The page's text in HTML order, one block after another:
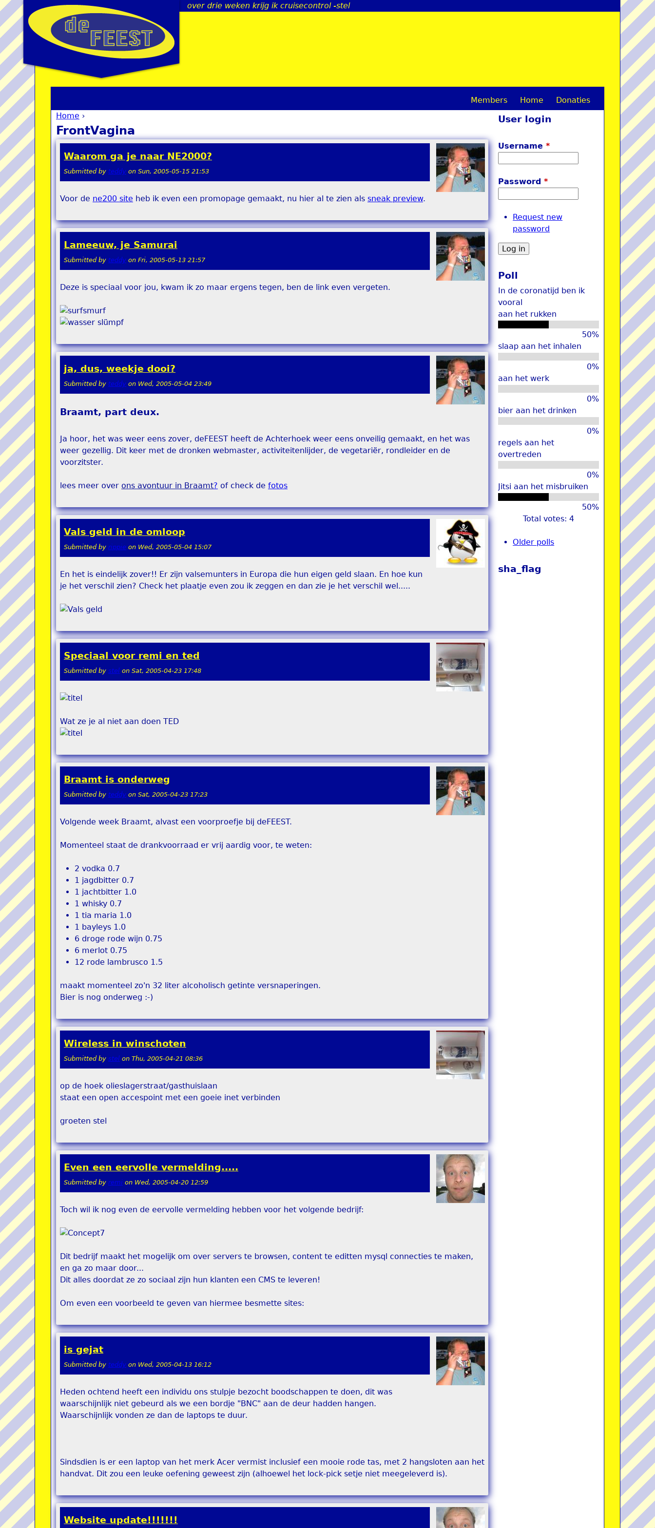
Jump to navigation
over drie weken krijg ik cruisecontrol -stel
You are here
Home ›
FrontVagina
Waarom ga je naar NE2000?
Submitted by teddy on Sun, 2005-05-15 21:53
Voor de ne200 site heb ik even een promopage gemaakt, nu hier al te zien als sneak preview.
Lameeuw, je Samurai
Submitted by teddy on Fri, 2005-05-13 21:57
Deze is speciaal voor jou, kwam ik zo maar ergens tegen, ben de link even vergeten.
ja, dus, weekje dooi?
Submitted by teddy on Wed, 2005-05-04 23:49
Braamt, part deux.
Ja hoor, het was weer eens zover, deFEEST heeft de Achterhoek weer eens onveilig gemaakt, en het was
weer gezellig. Dit keer met de dronken webmaster, activiteitenlijder, de vegetariër, rondleider en de
voorzitster.
lees meer over ons avontuur in Braamt? of check de fotos
Vals geld in de omloop
Submitted by rippie on Wed, 2005-05-04 15:07
En het is eindelijk zover!! Er zijn valsemunters in Europa die hun eigen geld slaan. En hoe kun
je het verschil zien? Check het plaatje even zou ik zeggen en dan zie je het verschil wel.....
Speciaal voor remi en ted
Submitted by stel on Sat, 2005-04-23 17:48
Wat ze je al niet aan doen TED
Braamt is onderweg
Submitted by teddy on Sat, 2005-04-23 17:23
Volgende week Braamt, alvast een voorproefje bij deFEEST.
Momenteel staat de drankvoorraad er vrij aardig voor, te weten:
2 vodka 0.7
1 jagdbitter 0.7
1 jachtbitter 1.0
1 whisky 0.7
1 tia maria 1.0
1 bayleys 1.0
6 droge rode wijn 0.75
6 merlot 0.75
12 rode lambrusco 1.5
maakt momenteel zo'n 32 liter alcoholisch getinte versnaperingen.
Bier is nog onderweg :-)
Wireless in winschoten
Submitted by stel on Thu, 2005-04-21 08:36
op de hoek olieslagerstraat/gasthuislaan
staat een open accespoint met een goeie inet verbinden
groeten stel
Even een eervolle vermelding.....
Submitted by remi on Wed, 2005-04-20 12:59
Toch wil ik nog even de eervolle vermelding hebben voor het volgende bedrijf:
Dit bedrijf maakt het mogelijk om over servers te browsen, content te editten mysql connecties te maken,
en ga zo maar door...
Dit alles doordat ze zo sociaal zijn hun klanten een CMS te leveren!
Om even een voorbeeld te geven van hiermee besmette sites:
is gejat
Submitted by teddy on Wed, 2005-04-13 16:12
Heden ochtend heeft een individu ons stulpje bezocht boodschappen te doen, dit was
waarschijnlijk niet gebeurd als we een bordje "BNC" aan de deur hadden hangen.
Waarschijnlijk vonden ze dan de laptops te duur.
Sindsdien is er een laptop van het merk Acer vermist inclusief een mooie rode tas, met 2 hangsloten aan het
handvat. Dit zou een leuke oefening geweest zijn (alhoewel het lock-pick setje niet meegeleverd is).
Website update!!!!!!!
M
i
n
m
u
Members Home Donaties
User login
Username*
Password*
Request new
password
Poll
In de coronatijd ben ik
vooral
aan het rukken
50%
slaap aan het inhalen
0%
aan het werk
0%
bier aan het drinken
0%
regels aan het
overtreden
0%
Jitsi aan het misbruiken
50%
Total votes: 4
Older polls
sha_flag